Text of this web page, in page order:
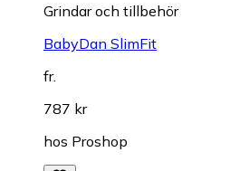
Grindar och tillbehör
BabyDan SlimFit
fr.
787 kr
hos Proshop